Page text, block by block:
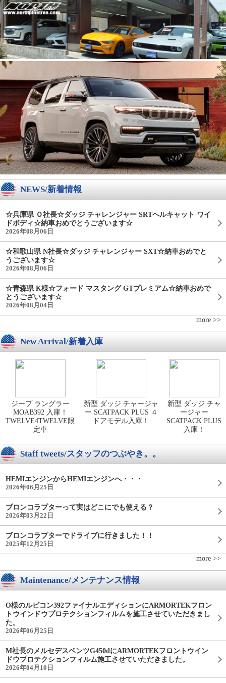
NEWS/新着情報
☆兵庫県 Ｏ社長☆ダッジ チャレンジャー SRTヘルキャット ワイ
ドボディ☆納車おめでとうございます☆
2026年08月06日
☆和歌山県 N社長☆ダッジ チャレンジャー SXT☆納車おめでと
うございます☆
2026年08月06日
☆青森県 K様☆フォード マスタング GTプレミアム☆納車おめで
とうございます☆
2026年08月04日
more >>
New Arrival/新着入庫
ジープ ラングラー
MOAB392 入庫！
TWELVE4TWELVE限
定車
新型 ダッジ チャージャ
ー SCATPACK PLUS ４
ドアモデル入庫！
新型 ダッジ チャ
ージャー
SCATPACK PLUS
入庫！
Staff tweets/スタッフのつぶやき。。
HEMIエンジンからHEMIエンジンへ・・・
2026年06月25日
ブロンコラプターって実はどこにでも使える？
2026年03月22日
ブロンコラプターでドライブに行きました！！
2025年12月25日
more >>
Maintenance/メンテナンス情報
O様のルビコン392ファイナルエディションにARMORTEKフロン
トウインドウプロテクションフィルムを施工させていただきまし
た。
2026年06月25日
M社長のメルセデスベンツG450dにARMORTEKフロントウイン
ドウプロテクションフィルム施工させていただきました。
2026年04月10日